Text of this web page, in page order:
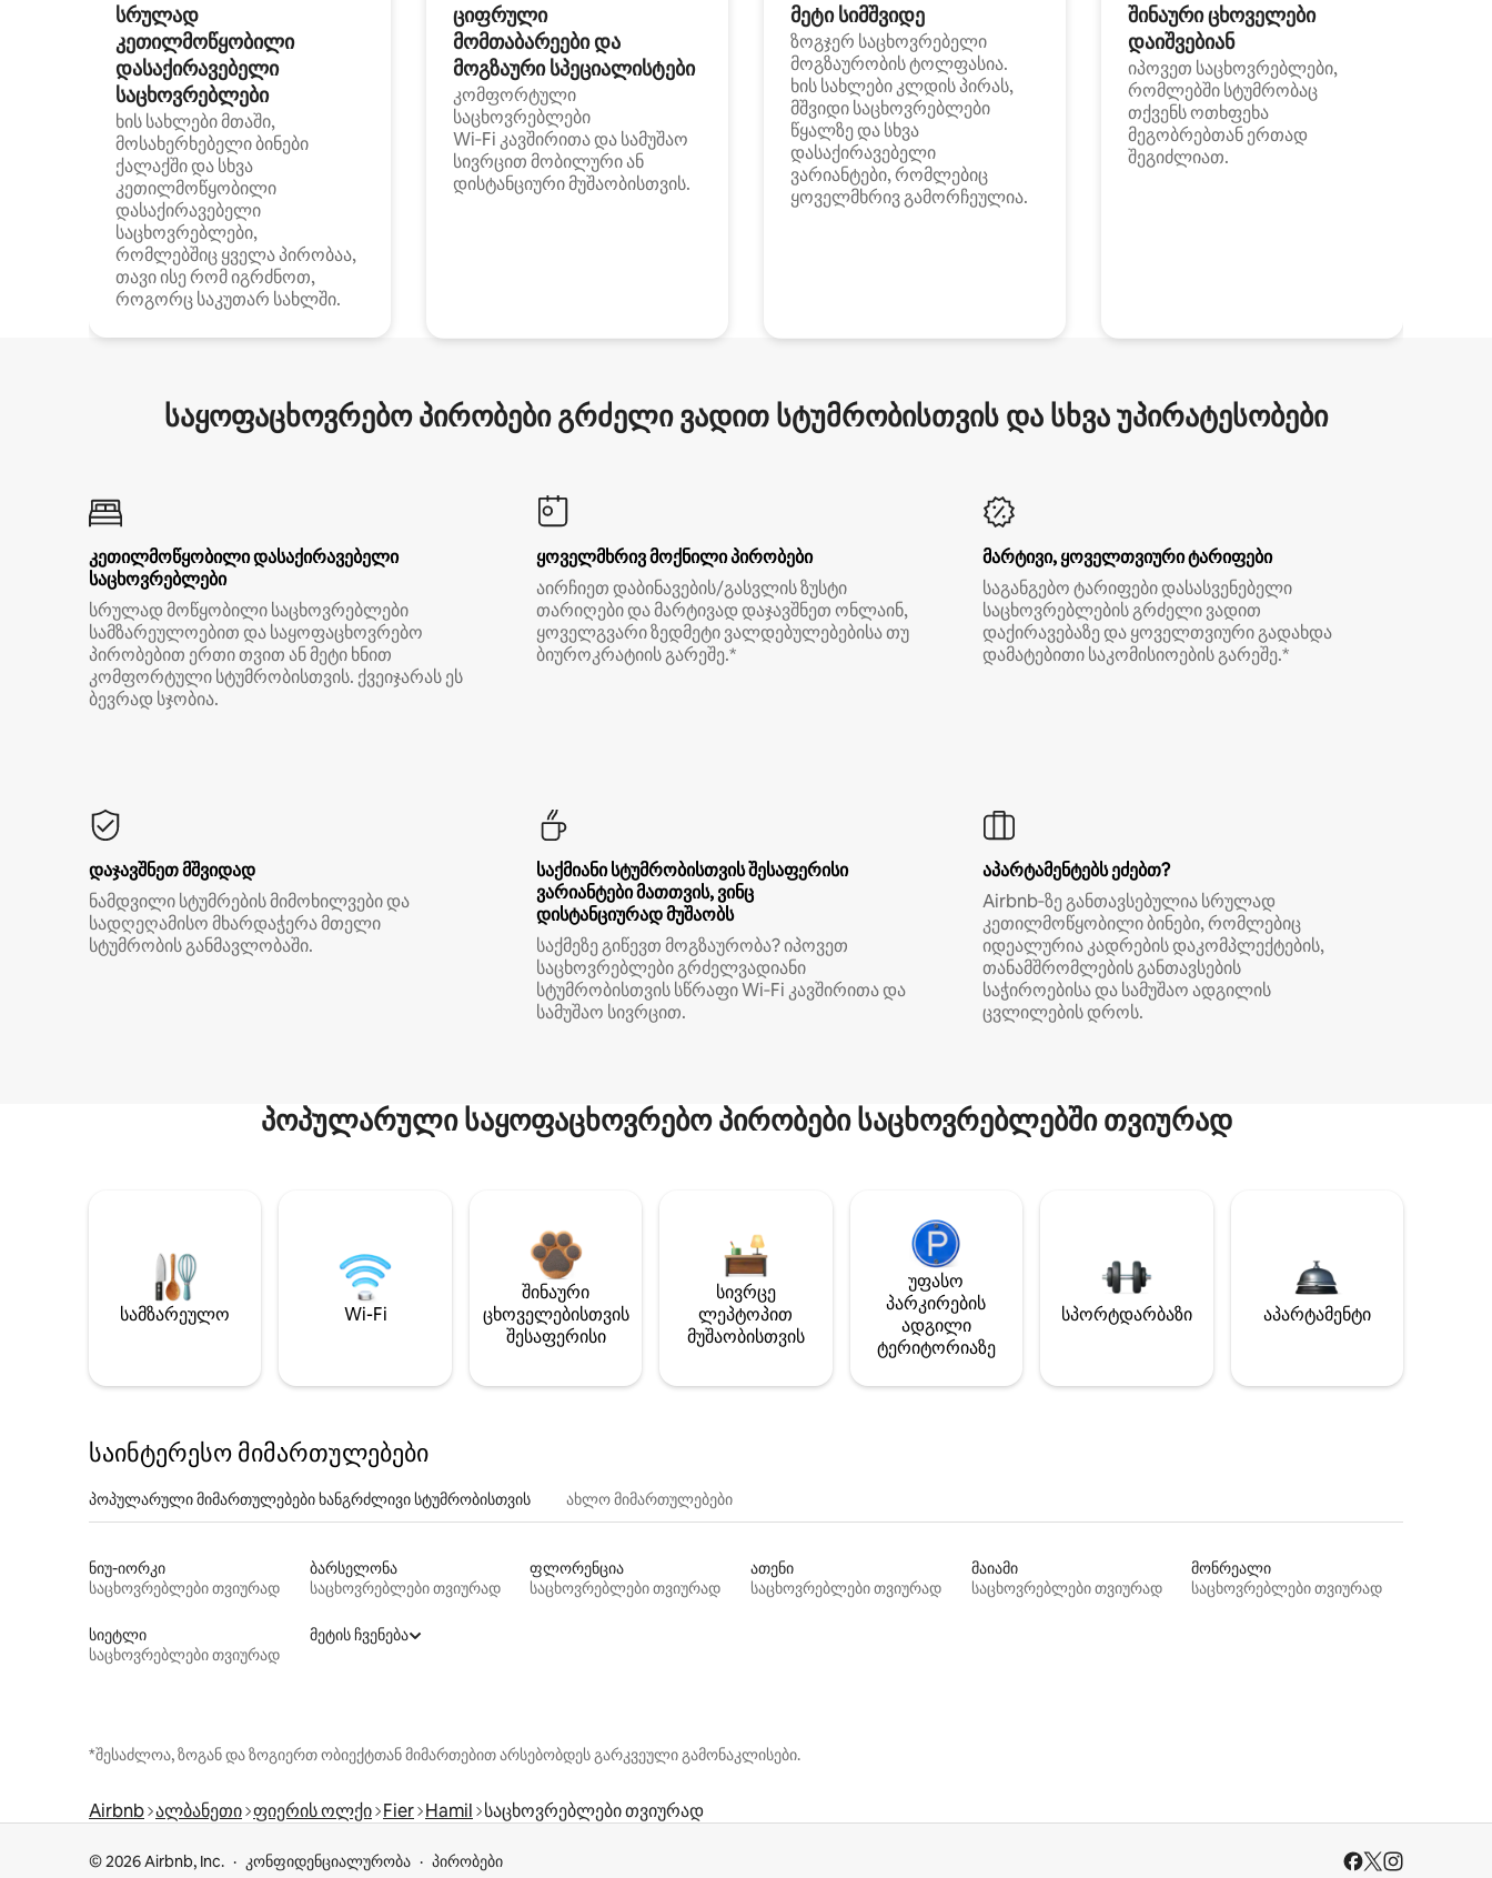
სრულად
კეთილმოწყობილი
დასაქირავებელი
საცხოვრებლები
ხის სახლები მთაში,
მოსახერხებელი ბინები
ქალაქში და სხვა
კეთილმოწყობილი
დასაქირავებელი
საცხოვრებლები,
რომლებშიც ყველა პირობაა,
თავი ისე რომ იგრძნოთ,
როგორც საკუთარ სახლში.
ციფრული
მომთაბარეები და
მოგზაური სპეციალისტები
კომფორტული
საცხოვრებლები
Wi‑Fi კავშირითა და სამუშაო
სივრცით მობილური ან
დისტანციური მუშაობისთვის.
მეტი სიმშვიდე
ზოგჯერ საცხოვრებელი
მოგზაურობის ტოლფასია.
ხის სახლები კლდის პირას,
მშვიდი საცხოვრებლები
წყალზე და სხვა
დასაქირავებელი
ვარიანტები, რომლებიც
ყოველმხრივ გამორჩეულია.
შინაური ცხოველები
დაიშვებიან
იპოვეთ საცხოვრებლები,
რომლებში სტუმრობაც
თქვენს ოთხფეხა
მეგობრებთან ერთად
შეგიძლიათ.
საყოფაცხოვრებო პირობები გრძელი ვადით სტუმრობისთვის და სხვა უპირატესობები
კეთილმოწყობილი დასაქირავებელი
საცხოვრებლები
სრულად მოწყობილი საცხოვრებლები
სამზარეულოებით და საყოფაცხოვრებო
პირობებით ერთი თვით ან მეტი ხნით
კომფორტული სტუმრობისთვის. ქვეიჯარას ეს
ბევრად სჯობია.
ყოველმხრივ მოქნილი პირობები
აირჩიეთ დაბინავების/გასვლის ზუსტი
თარიღები და მარტივად დაჯავშნეთ ონლაინ,
ყოველგვარი ზედმეტი ვალდებულებებისა თუ
ბიუროკრატიის გარეშე.*
მარტივი, ყოველთვიური ტარიფები
საგანგებო ტარიფები დასასვენებელი
საცხოვრებლების გრძელი ვადით
დაქირავებაზე და ყოველთვიური გადახდა
დამატებითი საკომისიოების გარეშე.*
დაჯავშნეთ მშვიდად
ნამდვილი სტუმრების მიმოხილვები და
სადღეღამისო მხარდაჭერა მთელი
სტუმრობის განმავლობაში.
საქმიანი სტუმრობისთვის შესაფერისი
ვარიანტები მათთვის, ვინც
დისტანციურად მუშაობს
საქმეზე გიწევთ მოგზაურობა? იპოვეთ
საცხოვრებლები გრძელვადიანი
სტუმრობისთვის სწრაფი Wi‑Fi კავშირითა და
სამუშაო სივრცით.
აპარტამენტებს ეძებთ?
Airbnb‑ზე განთავსებულია სრულად
კეთილმოწყობილი ბინები, რომლებიც
იდეალურია კადრების დაკომპლექტების,
თანამშრომლების განთავსების
საჭიროებისა და სამუშაო ადგილის
ცვლილების დროს.
პოპულარული საყოფაცხოვრებო პირობები საცხოვრებლებში თვიურად
სამზარეულო Wi-Fi
შინაური
ცხოველებისთვის
შესაფერისი
სივრცე
ლეპტოპით
მუშაობისთვის
უფასო
პარკირების
ადგილი
ტერიტორიაზე
სპორტდარბაზი აპარტამენტი
საინტერესო მიმართულებები
პოპულარული მიმართულებები ხანგრძლივი სტუმრობისთვის ახლო მიმართულებები
ნიუ-იორკი
საცხოვრებლები თვიურად
ბარსელონა
საცხოვრებლები თვიურად
ფლორენცია
საცხოვრებლები თვიურად
ათენი
საცხოვრებლები თვიურად
მაიამი
საცხოვრებლები თვიურად
მონრეალი
საცხოვრებლები თვიურად
სიეტლი
საცხოვრებლები თვიურად
მეტის ჩვენება
*შესაძლოა, ზოგან და ზოგიერთ ობიექტთან მიმართებით არსებობდეს გარკვეული გამონაკლისები.
Airbnb ალბანეთი ფიერის ოლქი Fier Hamil საცხოვრებლები თვიურად
© 2026 Airbnb, Inc. კონფიდენციალურობა პირობები